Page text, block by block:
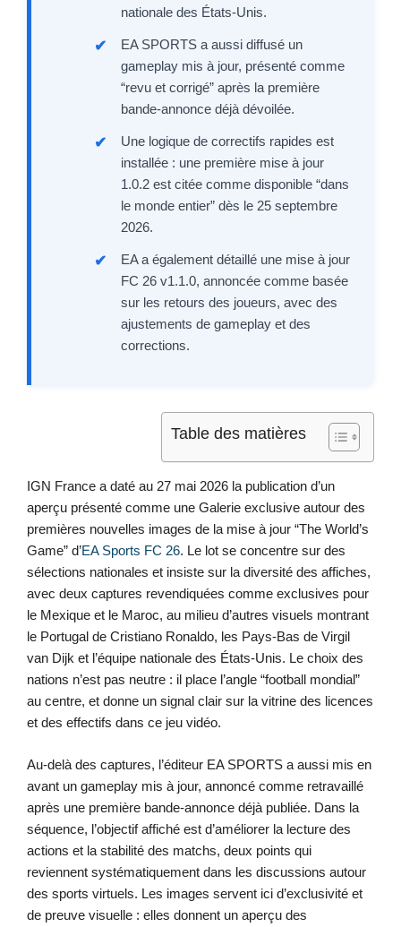
nationale des États-Unis.
EA SPORTS a aussi diffusé un
gameplay mis à jour, présenté comme
“revu et corrigé” après la première
bande-annonce déjà dévoilée.
Une logique de correctifs rapides est
installée : une première mise à jour
1.0.2 est citée comme disponible “dans
le monde entier” dès le 25 septembre
2026.
EA a également détaillé une mise à jour
FC 26 v1.1.0, annoncée comme basée
sur les retours des joueurs, avec des
ajustements de gameplay et des
corrections.
Table des matières
IGN France a daté au 27 mai 2026 la publication d’un
aperçu présenté comme une Galerie exclusive autour des
premières nouvelles images de la mise à jour “The World’s
Game” d’EA Sports FC 26. Le lot se concentre sur des
sélections nationales et insiste sur la diversité des affiches,
avec deux captures revendiquées comme exclusives pour
le Mexique et le Maroc, au milieu d’autres visuels montrant
le Portugal de Cristiano Ronaldo, les Pays-Bas de Virgil
van Dijk et l’équipe nationale des États-Unis. Le choix des
nations n’est pas neutre : il place l’angle “football mondial”
au centre, et donne un signal clair sur la vitrine des licences
et des effectifs dans ce jeu vidéo.
Au-delà des captures, l’éditeur EA SPORTS a aussi mis en
avant un gameplay mis à jour, annoncé comme retravaillé
après une première bande-annonce déjà publiée. Dans la
séquence, l’objectif affiché est d’améliorer la lecture des
actions et la stabilité des matchs, deux points qui
reviennent systématiquement dans les discussions autour
des sports virtuels. Les images servent ici d’exclusivité et
de preuve visuelle : elles donnent un aperçu des